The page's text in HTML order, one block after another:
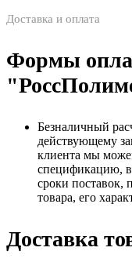
Доставка и оплата
Формы
Безналичный
действующему
клиента мы
спецификацию, в
сроки поставок,
товара, его
Доставка